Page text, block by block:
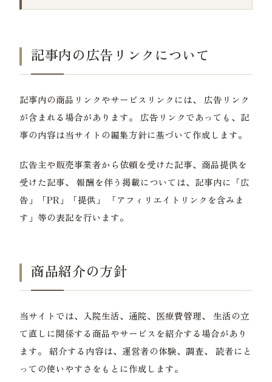
記事内の広告リンクについて
記事内の商品リンクやサービスリンクには、 広告リンク
が含まれる場合があります。 広告リンクであっても、記
事の内容は当サイトの編集方針に基づいて作成します。
広告主や販売事業者から依頼を受けた記事、商品提供を
受けた記事、 報酬を伴う掲載については、記事内に「広
告」「PR」「提供」 「アフィリエイトリンクを含みま
す」等の表記を行います。
商品紹介の方針
当サイトでは、入院生活、通院、医療費管理、 生活の立
て直しに関係する商品やサービスを紹介する場合があり
ます。 紹介する内容は、運営者の体験、調査、 読者にと
っての使いやすさをもとに作成します。